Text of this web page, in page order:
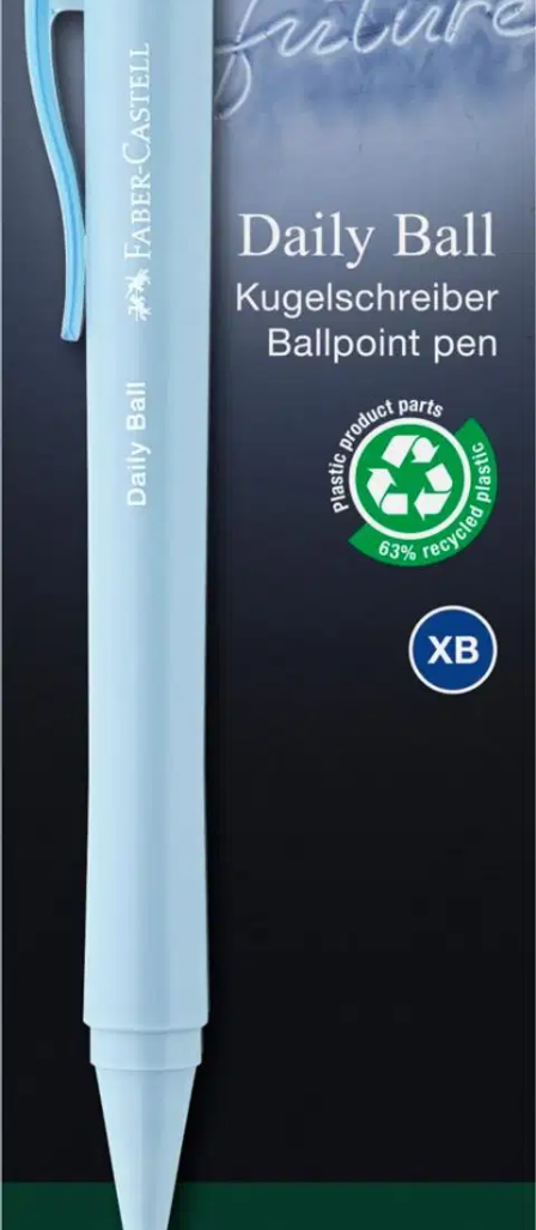
Asiakasomistajahinta
Hinta ilman S-Etukorttia:
3,95 €
Verkkokaupan hinta
Valitse toimitustapa
Nouto myymälästä
Ilmainen
Siirry valitsemaan myymälä
Ilmainen toimitus yli 100 €:n tilauksille
Postin pakettiautomaattiin tai
palvelupisteeseen!
Etu ei koske Suuri‑lisäpalvelulla toimitettavia tuotteita.
Tarkista myymäläsaatavuus
Faber-Castell Daily Ball kuulakärkikynä, suuri täyttöpakkaus XB
yksi tuote. Verkkokaupasta ostettaessa tuotteen mallia tai väriä ei voi
valita. Toimitamme sellaisen tuotteen, joka on saatavilla.
Lisätietoja
Ominaisuudet
Oletko tyytyväinen tuotetietoihin?